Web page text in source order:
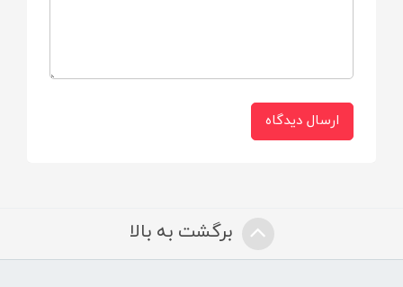
ارسال دیدگاه
برگشت به بالا